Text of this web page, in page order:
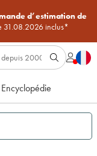
d’estimation de
31.08.2026 inclus*
Encyclopédie